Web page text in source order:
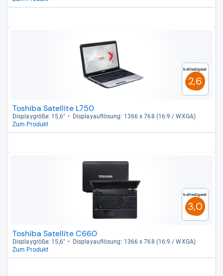
Befriedigend
2,6
Toshiba Satellite L750
Dis­play­größe: 15,6"
Dis­pla­yauf­lö­sung: 1366 x 768 (16:9 / WXGA)
Zum Produkt
Befriedigend
3,0
Toshiba Satellite C660
Dis­play­größe: 15,6"
Dis­pla­yauf­lö­sung: 1366 x 768 (16:9 / WXGA)
Zum Produkt